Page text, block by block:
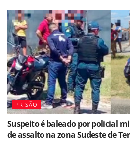
PRISÃO
Suspeito é baleado por policial
de assalto na zona Sudeste de